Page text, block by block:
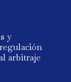
y
arbitraje